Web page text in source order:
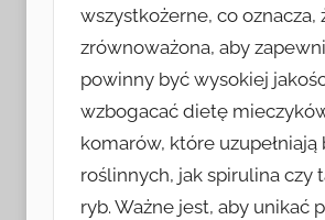
wszystkożerne, co
zrównoważona, aby
powinny być wysokiej
wzbogacać dietę
komarów, które
roślinnych, jak spirulina
ryb. Ważne jest, aby